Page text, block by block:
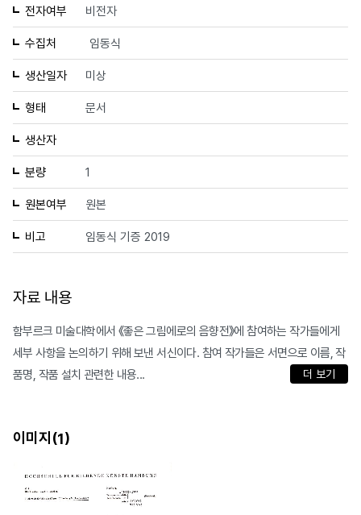
전자여부 비전자
수집처 임동식
생산일자 미상
형태 문서
생산자
분량 1
원본여부 원본
비고 임동식 기증 2019
자료 내용
함부르크 미술대학에서 《좋은 그림에로의 음향전》에 참여하는 작가들에게
세부 사항을 논의하기 위해 보낸 서신이다. 참여 작가들은 서면으로 이름, 작
품명, 작품 설치 관련한 내용...
더 보기
이미지(1)